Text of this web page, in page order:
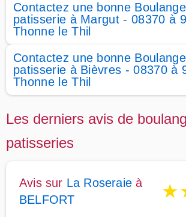
Contactez une bonne
patisserie à Margut - 08370 à
Thonne le Thil
Contactez une bonne
patisserie à Bièvres - 08370 à
Thonne le Thil
Les derniers avis de
patisseries
Avis sur La Roseraie à
BELFORT
★